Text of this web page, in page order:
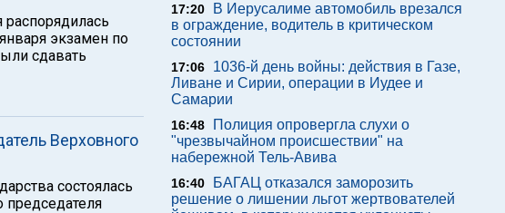
экзамен по
сдавать
Верховного
состоялась
председателя
17:20
В Иерусалиме автомобиль врезался
в ограждение, водитель в критическом
состоянии
17:06
1036-й день войны: действия в Газе,
Ливане и Сирии, операции в Иудее и
Самарии
16:48
Полиция опровергла слухи о
"чрезвычайном происшествии" на
набережной Тель-Авива
16:40
БАГАЦ отказался заморозить
решение о лишении льгот жертвователей